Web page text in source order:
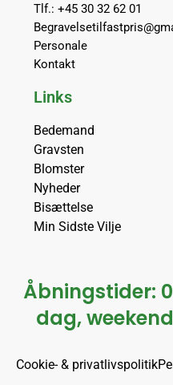
Tlf.: +45 30 32 62 01
Personale
Kontakt
Links
Bedemand
Gravsten
Blomster
Nyheder
Bisættelse
Min Sidste Vilje
Åbningstider:
dag,
Cookie- & privatlivspolitik